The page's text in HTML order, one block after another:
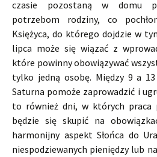
czasie pozostaną w domu
potrzebom rodziny, co
Księżyca, do którego dojdzie w
lipca może się wiązać z
które powinny obowiązywać
tylko jedną osobę. Między 9 a
Saturna pomoże zaprowadzić i
to również dni, w których praca
będzie się skupić na
harmonijny aspekt Słońca do
niespodziewanych pieniędzy lub